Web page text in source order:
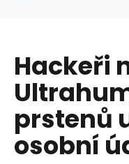
Hackeři
prstenů
osobní